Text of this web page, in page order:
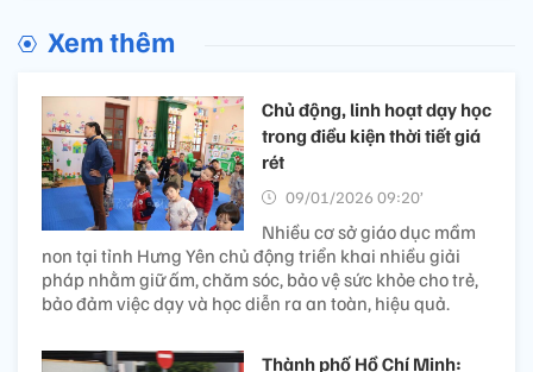
Xem thêm
Chủ động, linh hoạt dạy học
trong điều kiện thời tiết giá
rét
09/01/2026 09:20’
Nhiều cơ sở giáo dục mầm
non tại tỉnh Hưng Yên chủ động triển khai nhiều giải
pháp nhằm giữ ấm, chăm sóc, bảo vệ sức khỏe cho trẻ,
bảo đảm việc dạy và học diễn ra an toàn, hiệu quả.
Thành phố Hồ Chí Minh: